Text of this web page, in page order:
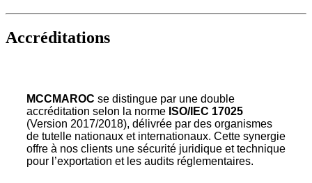
Accréditations
MCCMAROC se distingue par une double
accréditation selon la norme ISO/IEC 17025
(Version 2017/2018), délivrée par des organismes
de tutelle nationaux et internationaux. Cette synergie
offre à nos clients une sécurité juridique et technique
pour l’exportation et les audits réglementaires.